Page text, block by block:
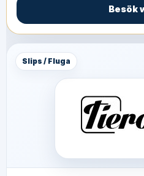
Besök
Slips / Fluga